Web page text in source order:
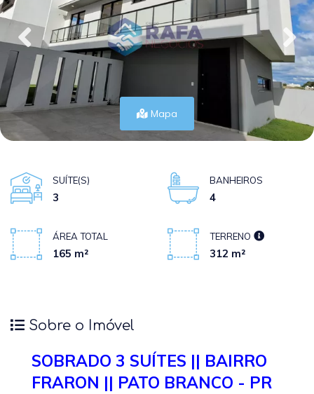
Mapa
SUÍTE(S)
3
BANHEIROS
4
ÁREA TOTAL
165 m²
TERRENO
312 m²
Sobre o Imóvel
SOBRADO 3 SUÍTES || BAIRRO
FRARON || PATO BRANCO - PR